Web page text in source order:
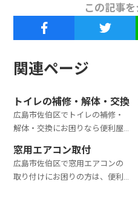
この記事
関連ページ
トイレの補修・解体・交換
広島市佐伯区でトイレの補修・
解体・交換にお困りなら便利屋
ください。トイレの補修・解
体・交換は22,000円～で対応で
きます。ちょっとした補修から解
窓用エアコン取付
広島市佐伯区で窓用エアコンの
取り付けにお困りの方は、便利